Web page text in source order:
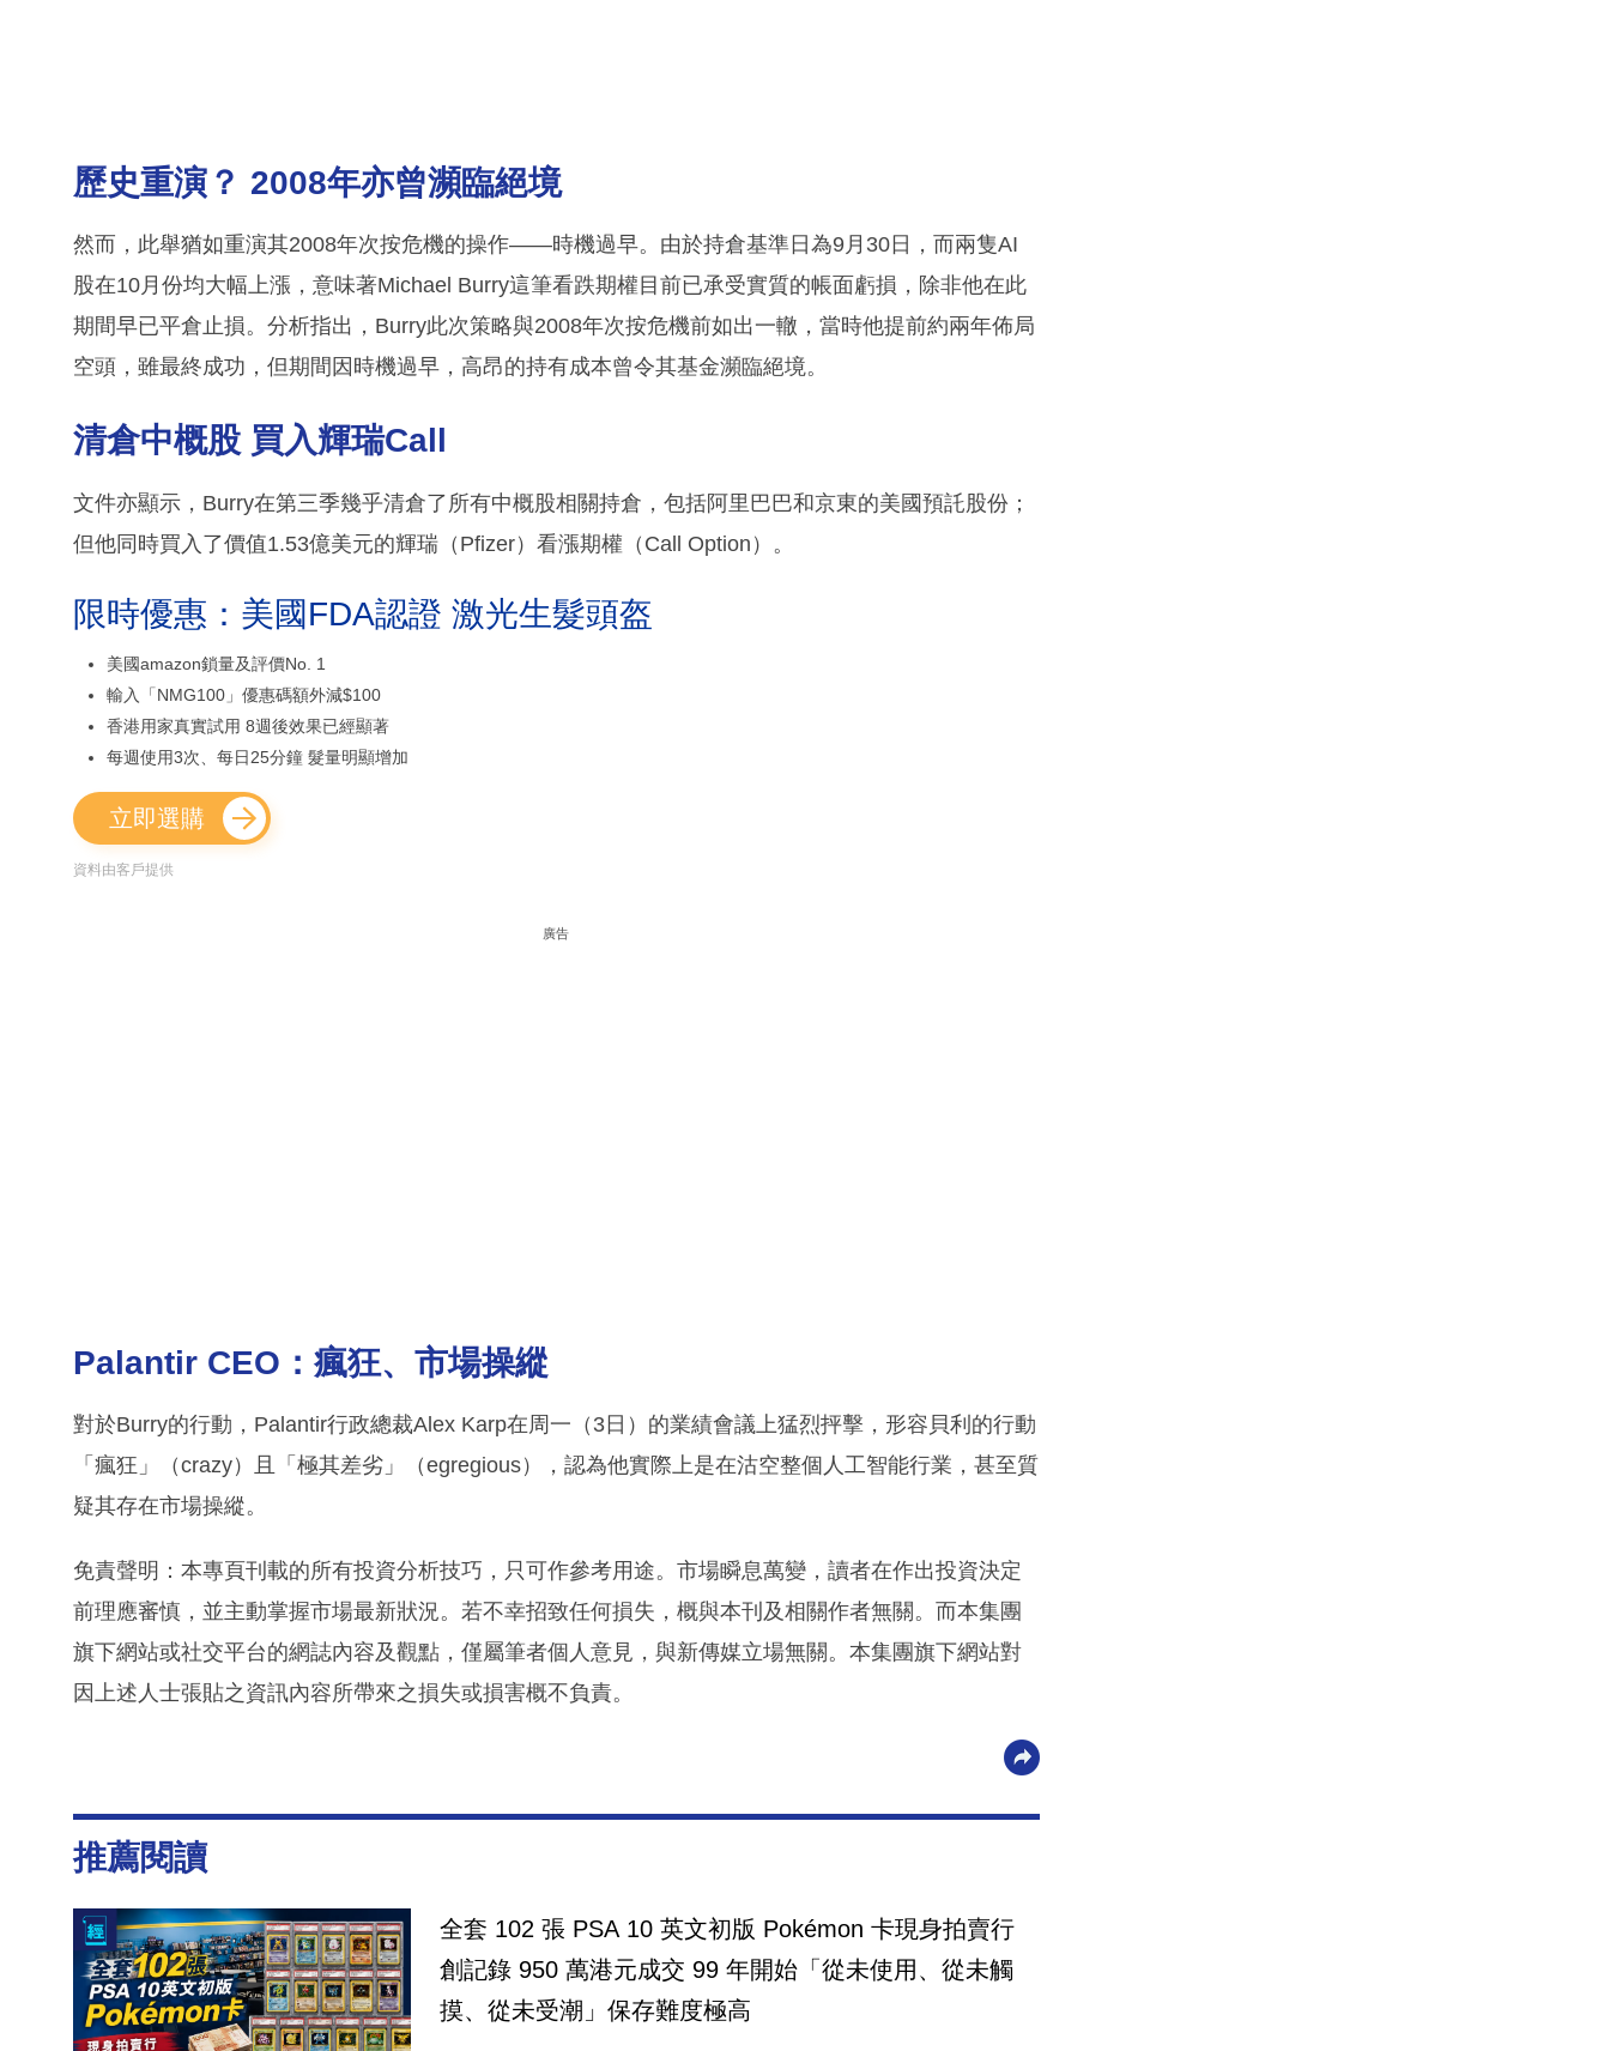
歷史重演？ 2008年亦曾瀕臨絕境
然而，此舉猶如重演其2008年次按危機的操作——時機過早。由於持倉基準日為9月30日，而兩隻AI
股在10月份均大幅上漲，意味著Michael Burry這筆看跌期權目前已承受實質的帳面虧損，除非他在此
期間早已平倉止損。分析指出，Burry此次策略與2008年次按危機前如出一轍，當時他提前約兩年佈局
空頭，雖最終成功，但期間因時機過早，高昂的持有成本曾令其基金瀕臨絕境。
清倉中概股 買入輝瑞Call
文件亦顯示，Burry在第三季幾乎清倉了所有中概股相關持倉，包括阿里巴巴和京東的美國預託股份；
但他同時買入了價值1.53億美元的輝瑞（Pfizer）看漲期權（Call Option）。
限時優惠：美國FDA認證 激光生髮頭盔
美國amazon鎖量及評價No. 1
輸入「NMG100」優惠碼額外減$100
香港用家真實試用 8週後效果已經顯著
每週使用3次、每日25分鐘 髮量明顯增加
立即選購
資料由客戶提供
廣告
Palantir CEO：瘋狂、市場操縱
對於Burry的行動，Palantir行政總裁Alex Karp在周一（3日）的業績會議上猛烈抨擊，形容貝利的行動
「瘋狂」（crazy）且「極其差劣」（egregious），認為他實際上是在沽空整個人工智能行業，甚至質
疑其存在市場操縱。
免責聲明：本專頁刊載的所有投資分析技巧，只可作參考用途。市場瞬息萬變，讀者在作出投資決定
前理應審慎，並主動掌握市場最新狀況。若不幸招致任何損失，概與本刊及相關作者無關。而本集團
旗下網站或社交平台的網誌內容及觀點，僅屬筆者個人意見，與新傳媒立場無關。本集團旗下網站對
因上述人士張貼之資訊內容所帶來之損失或損害概不負責。
推薦閱讀
全套 102 張 PSA 10 英文初版 Pokémon 卡現身拍賣行
創記錄 950 萬港元成交 99 年開始「從未使用、從未觸
摸、從未受潮」保存難度極高